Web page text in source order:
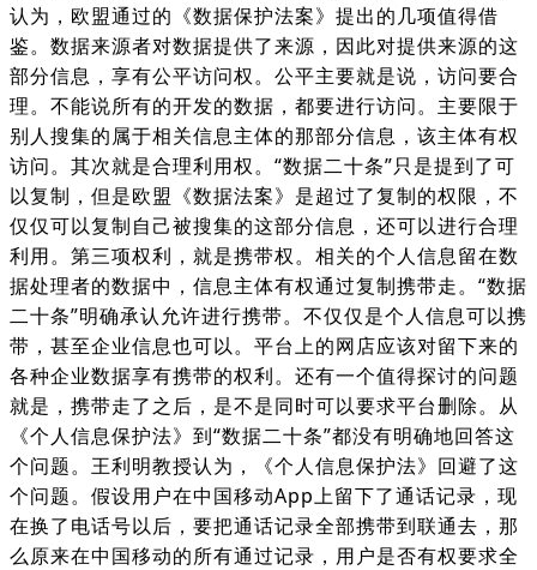
认为，欧盟通过的《数据保护法案》提出的几项值得借
鉴。数据来源者对数据提供了来源，因此对提供来源的这
部分信息，享有公平访问权。公平主要就是说，访问要合
理。不能说所有的开发的数据，都要进行访问。主要限于
别人搜集的属于相关信息主体的那部分信息，该主体有权
访问。其次就是合理利用权。“数据二十条”只是提到了可
以复制，但是欧盟《数据法案》是超过了复制的权限，不
仅仅可以复制自己被搜集的这部分信息，还可以进行合理
利用。第三项权利，就是携带权。相关的个人信息留在数
据处理者的数据中，信息主体有权通过复制携带走。“数据
二十条”明确承认允许进行携带。不仅仅是个人信息可以携
带，甚至企业信息也可以。平台上的网店应该对留下来的
各种企业数据享有携带的权利。还有一个值得探讨的问题
就是，携带走了之后，是不是同时可以要求平台删除。从
《个人信息保护法》到“数据二十条”都没有明确地回答这
个问题。王利明教授认为，《个人信息保护法》回避了这
个问题。假设用户在中国移动App上留下了通话记录，现
在换了电话号以后，要把通话记录全部携带到联通去，那
么原来在中国移动的所有通过记录，用户是否有权要求全